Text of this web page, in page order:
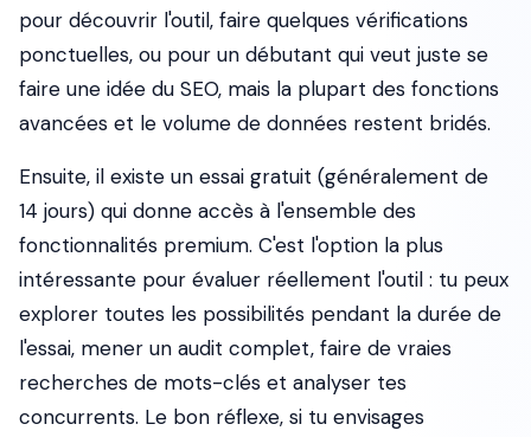
pour découvrir l'outil, faire quelques vérifications
ponctuelles, ou pour un débutant qui veut juste se
faire une idée du SEO, mais la plupart des fonctions
avancées et le volume de données restent bridés.
Ensuite, il existe un essai gratuit (généralement de
14 jours) qui donne accès à l'ensemble des
fonctionnalités premium. C'est l'option la plus
intéressante pour évaluer réellement l'outil : tu peux
explorer toutes les possibilités pendant la durée de
l'essai, mener un audit complet, faire de vraies
recherches de mots-clés et analyser tes
concurrents. Le bon réflexe, si tu envisages